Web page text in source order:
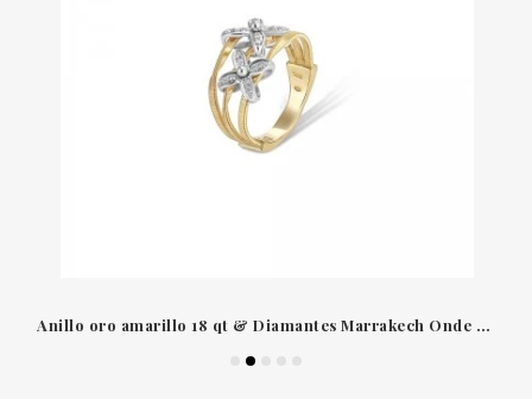
Anillo oro amarillo 18 qt & Diamantes Marrakech Onde Marco Bicego